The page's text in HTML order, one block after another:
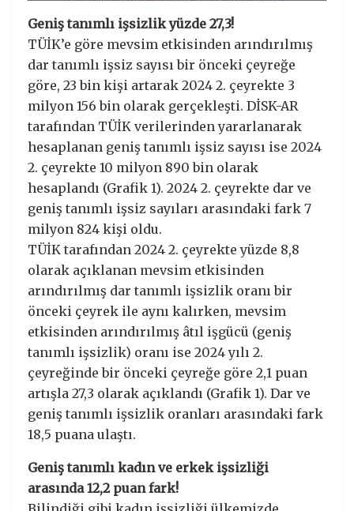
Geniş tanımlı işsizlik yüzde 27,3!
TÜİK’e göre mevsim etkisinden arındırılmış
dar tanımlı işsiz sayısı bir önceki çeyreğe
göre, 23 bin kişi artarak 2024 2. çeyrekte 3
milyon 156 bin olarak gerçekleşti. DİSK-AR
tarafından TÜİK verilerinden yararlanarak
hesaplanan geniş tanımlı işsiz sayısı ise 2024
2. çeyrekte 10 milyon 890 bin olarak
hesaplandı (Grafik 1). 2024 2. çeyrekte dar ve
geniş tanımlı işsiz sayıları arasındaki fark 7
milyon 824 kişi oldu.
TÜİK tarafından 2024 2. çeyrekte yüzde 8,8
olarak açıklanan mevsim etkisinden
arındırılmış dar tanımlı işsizlik oranı bir
önceki çeyrek ile aynı kalırken, mevsim
etkisinden arındırılmış âtıl işgücü (geniş
tanımlı işsizlik) oranı ise 2024 yılı 2.
çeyreğinde bir önceki çeyreğe göre 2,1 puan
artışla 27,3 olarak açıklandı (Grafik 1). Dar ve
geniş tanımlı işsizlik oranları arasındaki fark
18,5 puana ulaştı.
Geniş tanımlı kadın ve erkek işsizliği
arasında 12,2 puan fark!